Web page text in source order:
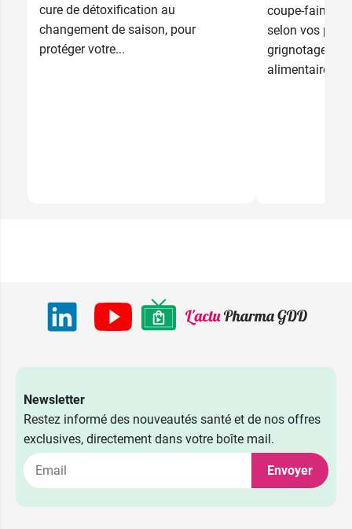
cure de détoxification au
changement de saison, pour
protéger votre...
coupe-faim
selon vos
grignotages
alimentaire.
Newsletter
Restez informé des nouveautés santé et de nos offres
exclusives, directement dans votre boîte mail.
Envoyer